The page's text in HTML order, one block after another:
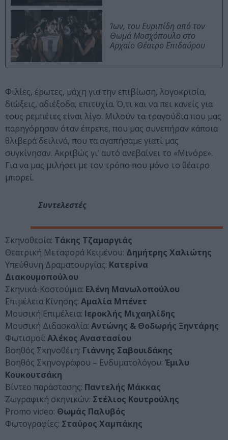
Ίων, του Ευριπίδη από τον
Θωμά Μοσχόπουλο στο
Αρχαίο Θέατρο Επιδαύρου
Φιλίες, έρωτες, μάχη για την επιβίωση, λογοκρισία,
διώξεις, αδιέξοδα, επιτυχία. Ό,τι και να πει κανείς για
τους ρεμπέτες είναι λίγο. Μιλούν τα τραγούδια που μας
παρηγόρησαν όταν έπρεπε, που μας συνεπήραν κάποια
θλιβερά δειλινά, που τα αγαπήσαμε γιατί μας
συγκίνησαν. Ακριβώς γι’ αυτό ανεβαίνει το «Μινόρε».
Για να μας μιλήσει με τον τρόπο που μόνο το θέατρο
μπορεί.
Συντελεστές
Σκηνοθεσία: Τάκης Τζαμαργιάς
Θεατρική Μεταφορά Κειμένου: Δημήτρης Χαλιώτης
Υπεύθυνη Δραματουργίας: Κατερίνα
Διακουμοπούλου
Σκηνικά-Κοστούμια: Ελένη Μανωλοπούλου
Επιμέλεια Κίνησης: Αμαλία Μπένετ
Μουσική Επιμέλεια: Ιεροκλής Μιχαηλίδης
Μουσική Διδασκαλία: Αντώνης & Θοδωρής Ξηντάρης
Φωτισμοί: Αλέκος Αναστασίου
Βοηθός Σκηνοθέτη: Γιάννης Σαβουιδάκης
Βοηθός Σκηνογράφου – Ενδυματολόγου: Έμιλυ
Κουκουτσάκη
Βίντεο παράστασης: Παντελής Μάκκας
Ζωγραφική σκηνικών: Στέλιος Κουτρούλης
Promo video: Θωμάς Παλυβός
Φωτογραφίες: Σταύρος Χαμπάκης